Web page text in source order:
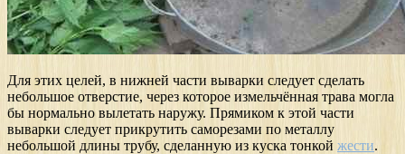
Для этих целей, в нижней части выварки следует сделать
небольшое отверстие, через которое измельчённая трава могла
бы нормально вылетать наружу. Прямиком к этой части
выварки следует прикрутить саморезами по металлу
небольшой длины трубу, сделанную из куска тонкой жести.